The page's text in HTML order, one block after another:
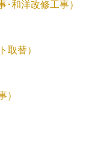
和洋改修工事）
取替）
）